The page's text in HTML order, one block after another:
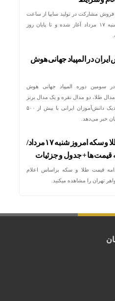
مشارکت در تولید سایپا از ساعت
۱۰ صبح روز شنبه ۱۷ مرداد آغاز شده و تا پایان روز
در المپیاد جهانی هوش
در سومین دوره المپیاد جهانی هوش
طلا، دو مدال نقره و یک مدال برنز
بسته شد؛ نتیجه‌ای که از رقابت نزدیک دانش‌آموزان ایرانی با بیش از ۵۰۰
خبر می‌دهد.
قیمت طلا و سکه امروز شنبه ۱۷مرداد/
قیمت ها + جدول و جزئیات
قیمت طلا و سکه براساس اعلام
تهران را مشاهده میکنید.